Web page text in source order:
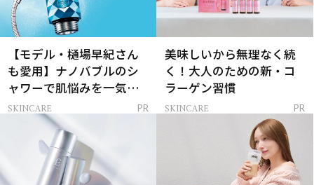
【モデル・樋場早紀さん
も愛用】ナノバブルのシ
ャワーで肌悩みを一気に
解決
SKINCARE PR
美味しいから無理なく続
く！大人のための新・コ
ラーゲン習慣
SKINCARE PR